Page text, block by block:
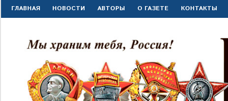
Перейти
к
ГЛАВНАЯ НОВОСТИ АВТОРЫ О ГАЗЕТЕ КОНТАКТЫ